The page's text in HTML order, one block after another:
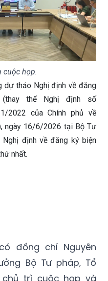
cuộc họp.
dự thảo Nghị định về đăng
thế Nghị định số
2022 của Chính phủ về
ngày 16/6/2026 tại Bộ Tư
định về đăng ký biện
nhất.
đồng chí Nguyễn
Bộ Tư pháp, Tổ
trì cuộc họp và